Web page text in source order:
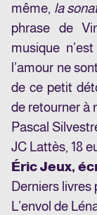
même, la
phrase de
musique
l’amour ne
de ce petit
de retourner à
Pascal
JC Lattès, 18
Éric Jeux,
Derniers livres
L’envol de